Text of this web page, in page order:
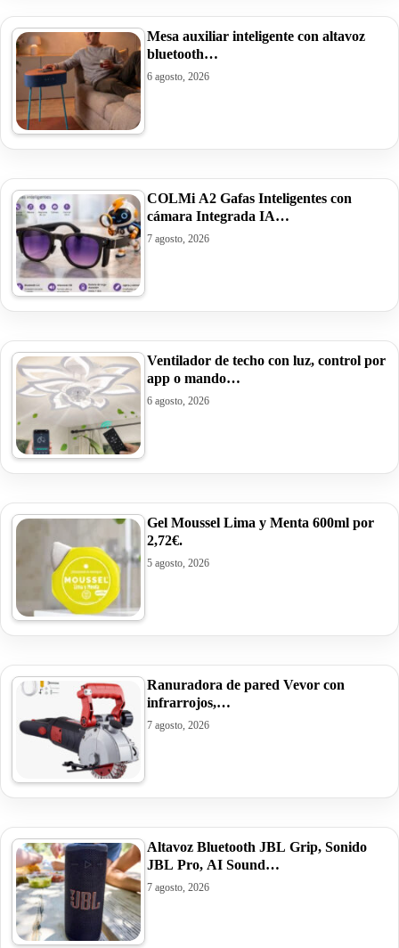
Mesa auxiliar inteligente con altavoz
bluetooth…
6 agosto, 2026
COLMi A2 Gafas Inteligentes con
cámara Integrada IA…
7 agosto, 2026
Ventilador de techo con luz, control por
app o mando…
6 agosto, 2026
Gel Moussel Lima y Menta 600ml por
2,72€.
5 agosto, 2026
Ranuradora de pared Vevor con
infrarrojos,…
7 agosto, 2026
Altavoz Bluetooth JBL Grip, Sonido
JBL Pro, AI Sound…
7 agosto, 2026